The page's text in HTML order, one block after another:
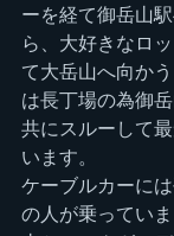
ーを経て御岳山
ら、大好きなロ
て大岳山へ向か
は長丁場の為御
共にスルーして
います。
ケーブルカーに
の人が乗ってい